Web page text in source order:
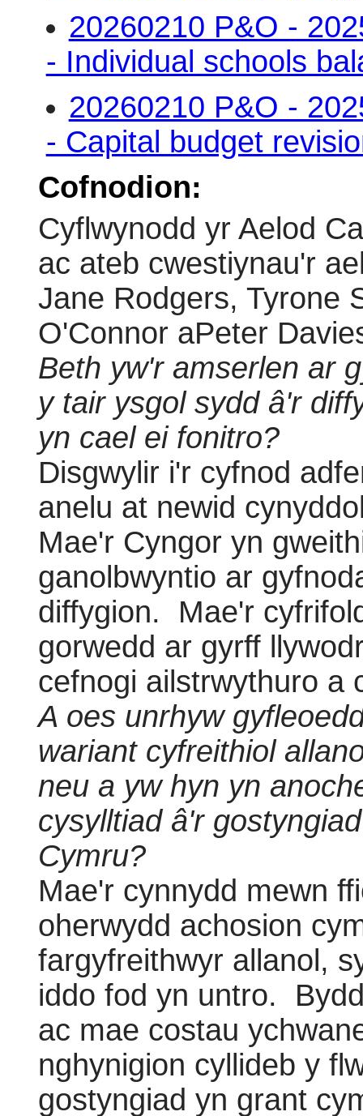
20260210 P&O -
- Individual schools
20260210 P&O -
- Capital budget
Cofnodion:
Cyflwynodd yr Aelod
ac ateb cwestiynau'r
Jane Rodgers, Tyrone
O'Connor aPeter
Beth yw'r amserlen ar
y tair ysgol sydd â'r
yn cael ei fonitro?
Disgwylir i'r cyfnod
anelu at newid
Mae'r Cyngor yn
ganolbwyntio ar
diffygion.
Mae'r
gorwedd ar gyrff
cefnogi ailstrwythuro a
A oes unrhyw
wariant cyfreithiol
neu a yw hyn yn
cysylltiad â'r
Cymru?
Mae'r cynnydd mewn
oherwydd achosion
fargyfreithwyr allanol,
iddo fod yn untro.
ac mae costau
nghynigion cyllideb y
gostyngiad yn grant